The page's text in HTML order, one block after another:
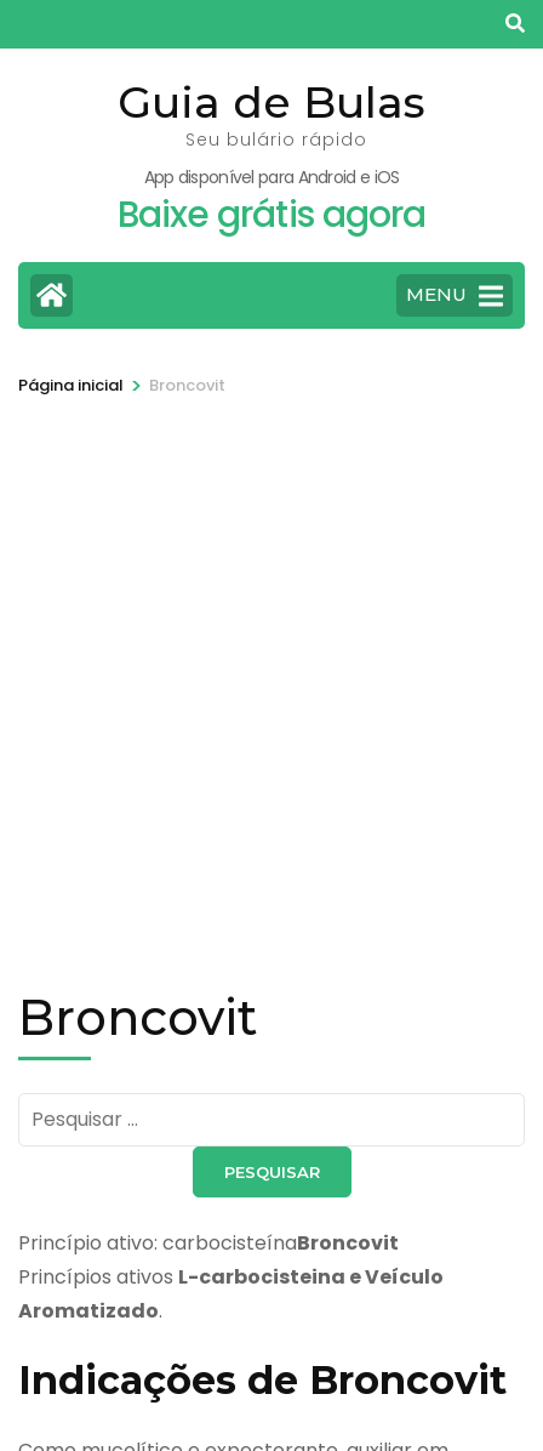
para
Guia de Bulas
Seu bulário rápido
App disponível para Android e iOS
Baixe grátis agora
MENU
Página inicial > Broncovit
Broncovit
Pesquisar
por:
Princípio ativo: carbocisteínaBroncovit
Princípios ativos L-carbocisteina e Veículo
Aromatizado.
Indicações de Broncovit